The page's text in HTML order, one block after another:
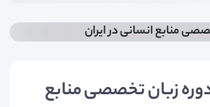
زبان تخصصی منابع